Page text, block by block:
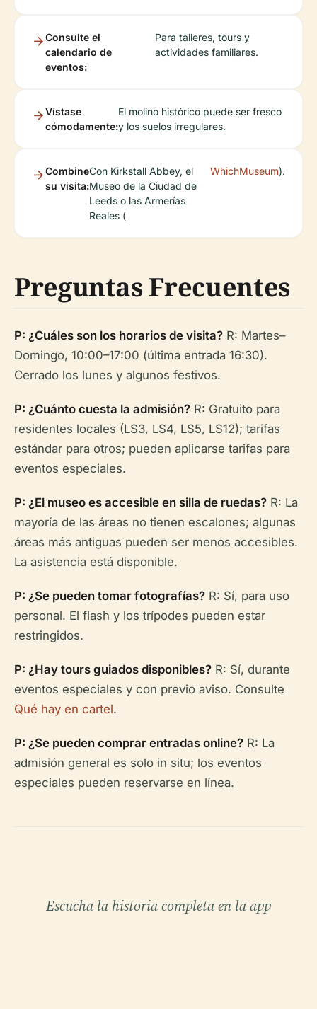
Consulte el
calendario de
eventos:
Para talleres, tours y
actividades familiares.
Vístase
cómodamente:
El molino histórico puede ser fresco
y los suelos irregulares.
Combine
su visita:
Con Kirkstall Abbey, el
Museo de la Ciudad de
Leeds o las Armerías
Reales (
WhichMuseum).
Preguntas Frecuentes
P: ¿Cuáles son los horarios de visita? R: Martes–
Domingo, 10:00–17:00 (última entrada 16:30).
Cerrado los lunes y algunos festivos.
P: ¿Cuánto cuesta la admisión? R: Gratuito para
residentes locales (LS3, LS4, LS5, LS12); tarifas
estándar para otros; pueden aplicarse tarifas para
eventos especiales.
P: ¿El museo es accesible en silla de ruedas? R: La
mayoría de las áreas no tienen escalones; algunas
áreas más antiguas pueden ser menos accesibles.
La asistencia está disponible.
P: ¿Se pueden tomar fotografías? R: Sí, para uso
personal. El flash y los trípodes pueden estar
restringidos.
P: ¿Hay tours guiados disponibles? R: Sí, durante
eventos especiales y con previo aviso. Consulte
Qué hay en cartel.
P: ¿Se pueden comprar entradas online? R: La
admisión general es solo in situ; los eventos
especiales pueden reservarse en línea.
Escucha la historia completa en la app